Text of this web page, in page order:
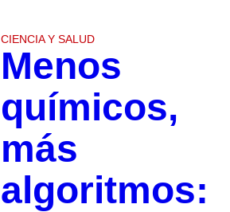
CIENCIA Y SALUD
Menos
químicos,
más
algoritmos: